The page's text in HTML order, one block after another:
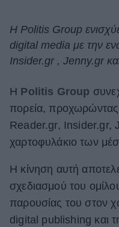
Living
Deco
Green
Αφιερώματα
ΒΟΞ
Χωρίς Ταμπέλες
Η Politis Group
digital media με την
Insider.gr , Jenny.gr
Η Politis Group
πορεία,
Reader.gr, Insider.gr,
χαρτοφυλάκιο των
Η κίνηση αυτή
σχεδιασμού του
παρουσίας του στον
digital publishing και